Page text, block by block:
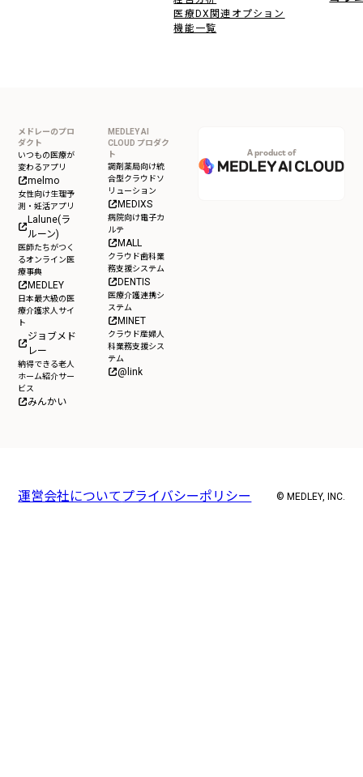
医療DX関連オプション
機能一覧
メドレーのプロ
ダクト
いつもの医療が
変わるアプリ
melmo
女性向け生理予
測・妊活アプリ
Lalune(ラ
ルーン)
医師たちがつく
るオンライン医
療事典
MEDLEY
日本最大級の医
療介護求人サイ
ト
ジョブメド
レー
納得できる老人
ホーム紹介サー
ビス
みんかい
MEDLEY AI
CLOUD プロダク
ト
調剤薬局向け統
合型クラウドソ
リューション
MEDIXS
病院向け電子カ
ルテ
MALL
クラウド歯科業
務支援システム
DENTIS
医療介護連携シ
ステム
MINET
クラウド産婦人
科業務支援シス
テム
@link
A product of
運営会社について プライバシーポリシー © MEDLEY, INC.